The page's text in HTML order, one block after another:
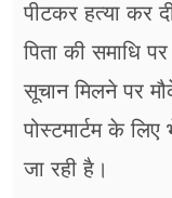
पीटकर हत्या कर
पिता की समाधि
सूचान मिलने पर
पोस्टमार्टम के
जा रही है।